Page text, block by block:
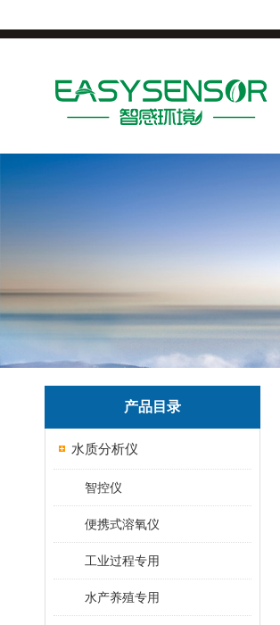
产品目录
水质分析仪
智控仪
便携式溶氧仪
工业过程专用
水产养殖专用